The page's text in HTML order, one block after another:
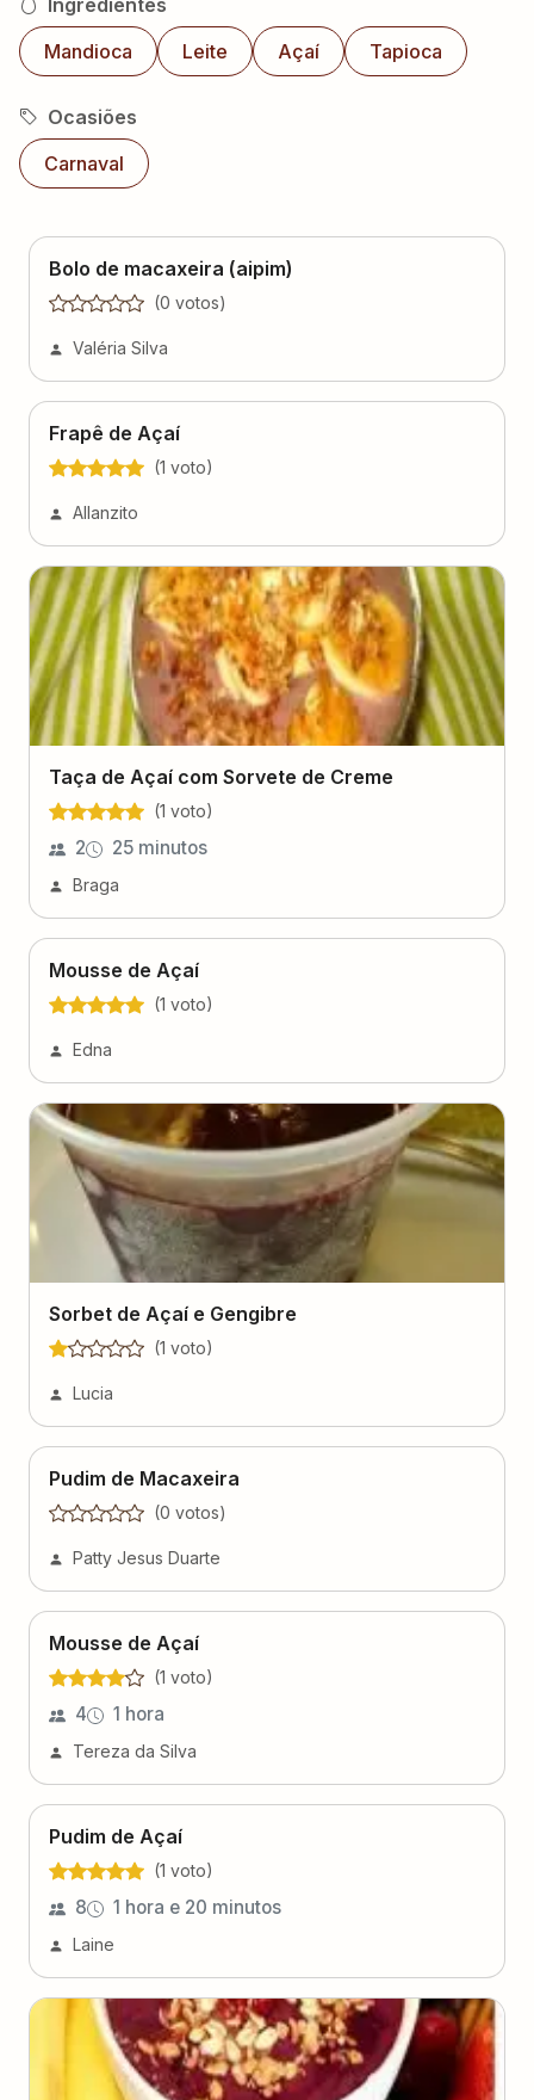
Ingredientes
Mandioca
Leite Açaí Tapioca
Ocasiões
Carnaval
Bolo de macaxeira (aipim)
(0 votos)
Valéria Silva
Frapê de Açaí
(1 voto)
Allanzito
Taça de Açaí com Sorvete de Creme
(1 voto)
2 25 minutos
Braga
Mousse de Açaí
(1 voto)
Edna
Sorbet de Açaí e Gengibre
(1 voto)
Lucia
Pudim de Macaxeira
(0 votos)
Patty Jesus Duarte
Mousse de Açaí
(1 voto)
4 1 hora
Tereza da Silva
Pudim de Açaí
(1 voto)
8 1 hora e 20 minutos
Laine